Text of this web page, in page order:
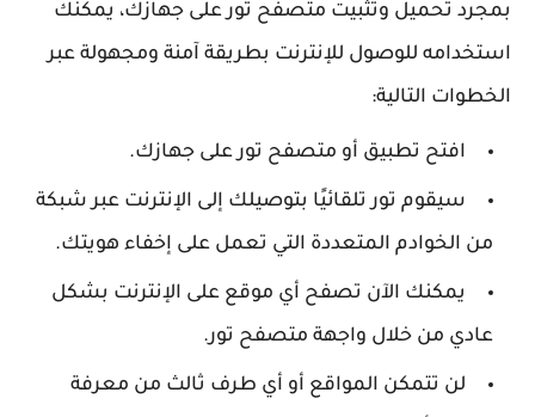
بمجرد تحميل وتثبيت متصفح تور على جهازك، يمكنك
استخدامه للوصول للإنترنت بطريقة آمنة ومجهولة عبر
الخطوات التالية:
افتح تطبيق أو متصفح تور على جهازك.
سيقوم تور تلقائيًا بتوصيلك إلى الإنترنت عبر شبكة
من الخوادم المتعددة التي تعمل على إخفاء هويتك.
يمكنك الآن تصفح أي موقع على الإنترنت بشكل
عادي من خلال واجهة متصفح تور.
لن تتمكن المواقع أو أي طرف ثالث من معرفة